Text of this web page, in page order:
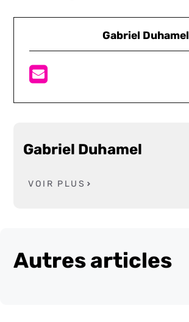
Gabriel Duhamel
Gabriel Duhamel
VOIR PLUS
Autres articles